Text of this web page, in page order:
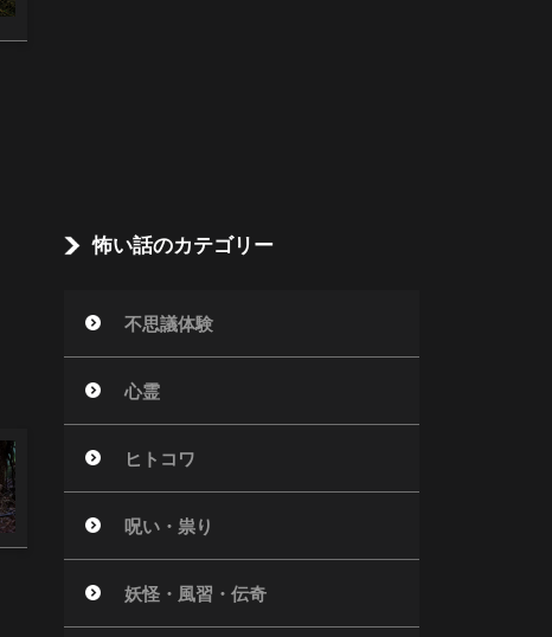
怖い話のカテゴリー
不思議体験
心霊
ヒトコワ
呪い・祟り
妖怪・風習・伝奇